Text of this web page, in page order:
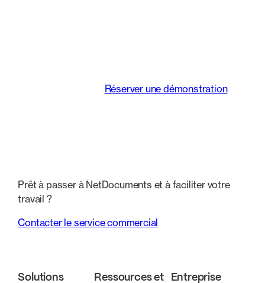
Réserver une démonstration
Prêt à passer à NetDocuments et à faciliter votre
travail ?
Contacter le service commercial
Solutions
Ressources et
Entreprise